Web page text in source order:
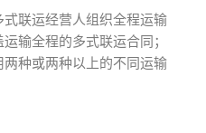
联运经营人组织全程运输
输全程的多式联运合同；
种或两种以上的不同运输